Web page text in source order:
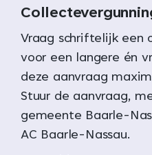
Vraag schriftelijk een
voor een langere én
deze aanvraag
Stuur de aanvraag,
gemeente Baarle-
AC Baarle-Nassau.